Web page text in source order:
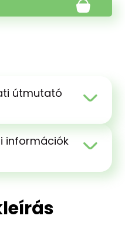
útmutató
információk